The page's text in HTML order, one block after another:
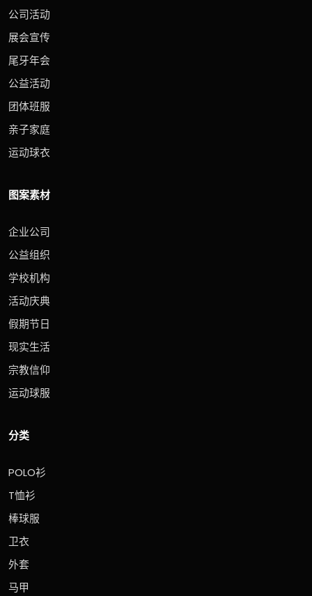
公司活动
展会宣传
尾牙年会
公益活动
团体班服
亲子家庭
运动球衣
图案素材
企业公司
公益组织
学校机构
活动庆典
假期节日
现实生活
宗教信仰
运动球服
分类
POLO衫
T恤衫
棒球服
卫衣
外套
马甲